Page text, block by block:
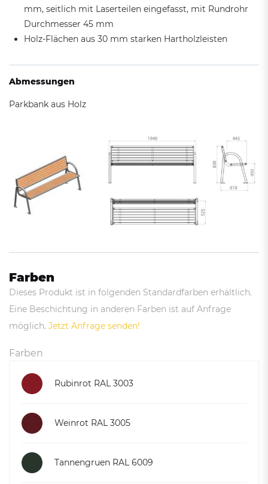
mm, seitlich mit Laserteilen eingefasst, mit Rundrohr
Durchmesser 45 mm
Holz-Flächen aus 30 mm starken Hartholzleisten
Abmessungen
Parkbank aus Holz
Farben
Dieses Produkt ist in folgenden Standardfarben erhältlich.
Eine Beschichtung in anderen Farben ist auf Anfrage
möglich. Jetzt Anfrage senden!
Farben
Rubinrot RAL 3003
Weinrot RAL 3005
Tannengruen RAL 6009